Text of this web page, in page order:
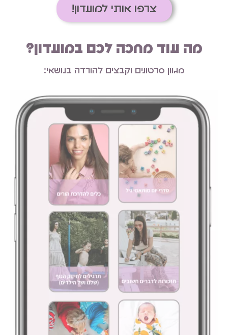
צרפו אותי למועדון!
מה עוד מחכה לכם במועדון?
מגוון סרטונים וקבצים להורדה בנושאי: